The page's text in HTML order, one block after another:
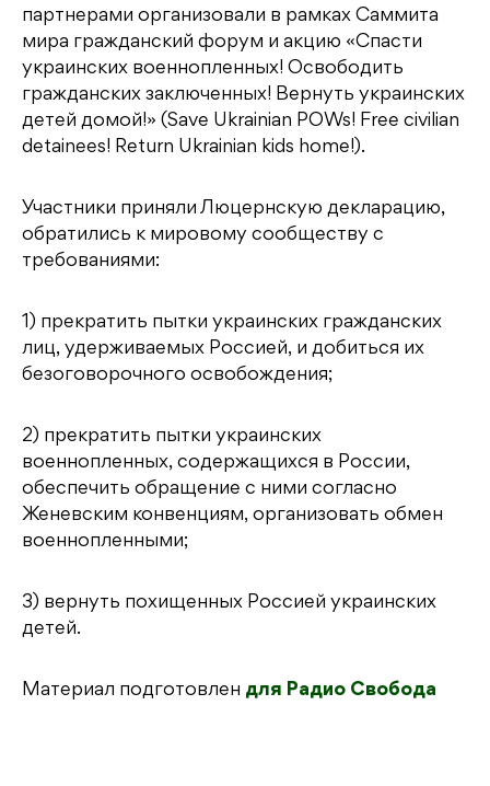
партнерами организовали в рамках Саммита
мира гражданский форум и акцию «Спасти
украинских военнопленных! Освободить
гражданских заключенных! Вернуть украинских
детей домой!» (Save Ukrainian POWs! Free civilian
detainees! Return Ukrainian kids home!).
Участники приняли Люцернскую декларацию,
обратились к мировому сообществу с
требованиями:
1) прекратить пытки украинских гражданских
лиц, удерживаемых Россией, и добиться их
безоговорочного освобождения;
2) прекратить пытки украинских
военнопленных, содержащихся в России,
обеспечить обращение с ними согласно
Женевским конвенциям, организовать обмен
военнопленными;
3) вернуть похищенных Россией украинских
детей.
Материал подготовлен для Радио Свобода